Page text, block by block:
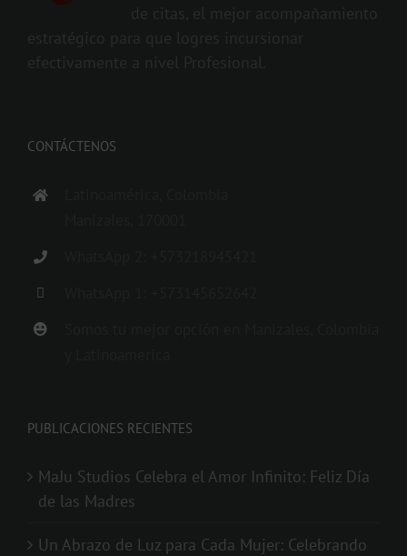
de citas, el mejor acompañamiento
estratégico para que logres incursionar
efectivamente a nivel Profesional.
CONTÁCTENOS
PUBLICACIONES RECIENTES
MaJu Studios Celebra el Amor Infinito: Feliz Día
de las Madres
Un Abrazo de Luz para Cada Mujer: Celebrando